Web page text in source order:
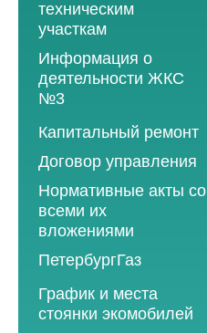
техническим
участкам
Информация о
деятельности ЖКС
№3
Программы
2013 год
2014 год
2015 год
2016 год
2017 год
Капитальный ремонт
Договор управления
Нормативные акты со
всеми их
вложениями
ПетербургГаз
2018 год
2019 год
График и места
стоянки экомобилей